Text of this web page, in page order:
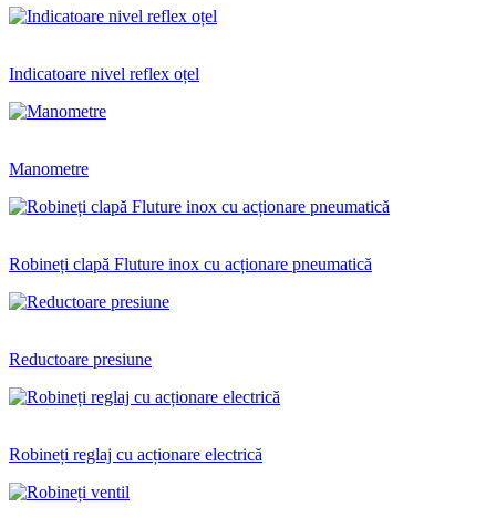
Indicatoare nivel reflex oțel
Manometre
Robineți clapă Fluture inox cu acționare pneumatică
Reductoare presiune
Robineți reglaj cu acționare electrică